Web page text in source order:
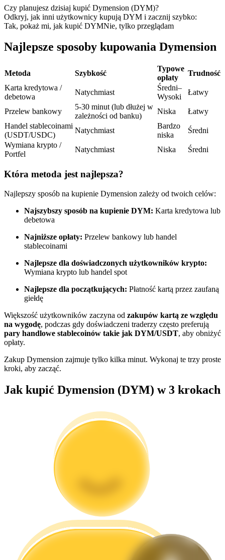
Kontrakty terminowe na USDC
Kontrakty futures wykorzystujące USDC jako zabezpieczenie
Kopiowanie Transakcji
Dołącz do najlepszych traderów
Zostań traderem kopiującym
Ciesz się podziałem zysków i prowizjami z kopiowania
transakcji
Informacja
Analiza Big Data, w tym informacje handlowe itp.
Przewodnik
Przewodnik dla początkujących dotyczący kontraktów futures
Czy planujesz dzisiaj kupić Dymension (DYM)?
Odkryj, jak inni użytkownicy kupują DYM i zacznij szybko:
Tak, pokaż mi, jak kupić DYMNie, tylko przeglądam
Najlepsze sposoby kupowania Dymension
Metoda Szybkość
Typowe
opłaty
Trudność
Karta kredytowa /
debetowa
Natychmiast
Średni–
Wysoki
Łatwy
Przelew bankowy
5-30 minut (lub dłużej w
zależności od banku)
Niska
Łatwy
Handel stablecoinami
(USDT/USDC)
Natychmiast
Bardzo
niska
Średni
Wymiana krypto /
Portfel
Natychmiast Niska Średni
Która metoda jest najlepsza?
Najlepszy sposób na kupienie Dymension zależy od twoich celów:
Najszybszy sposób na kupienie DYM: Karta kredytowa lub
debetowa
Najniższe opłaty: Przelew bankowy lub handel
stablecoinami
Najlepsze dla doświadczonych użytkowników krypto:
Wymiana krypto lub handel spot
Najlepsze dla początkujących: Płatność kartą przez zaufaną
giełdę
Większość użytkowników zaczyna od zakupów kartą ze względu
na wygodę, podczas gdy doświadczeni traderzy często preferują
pary handlowe stablecoinów takie jak DYM/USDT, aby obniżyć
opłaty.
Zakup Dymension zajmuje tylko kilka minut. Wykonaj te trzy proste
kroki, aby zacząć.
Jak kupić Dymension (DYM) w 3 krokach